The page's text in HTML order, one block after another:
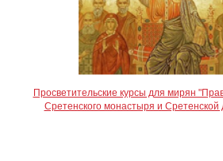
Просветительские курсы для мирян
Сретенского монастыря и Сретенской